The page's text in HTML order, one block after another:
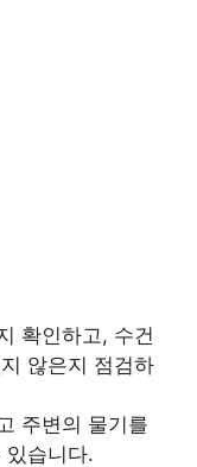
확인하고, 수건
않은지 점검하
주변의 물기를
있습니다.